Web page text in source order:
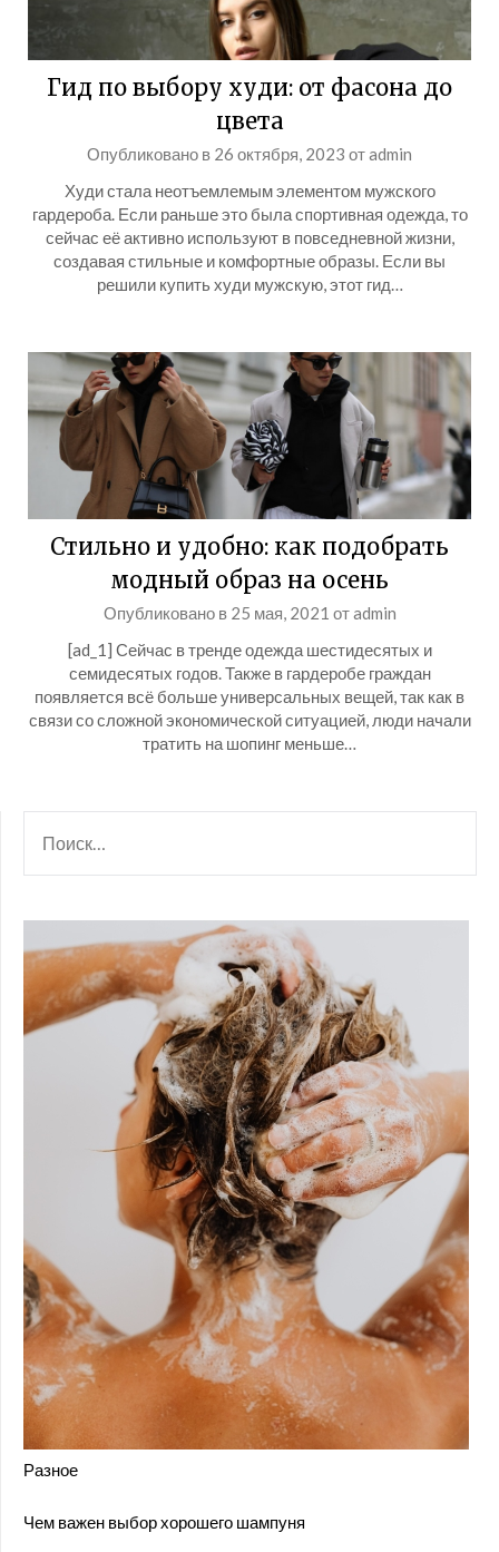
Гид по выбору худи: от фасона до
цвета
Опубликовано в 26 октября, 2023 отadmin
Худи стала неотъемлемым элементом мужского
гардероба. Если раньше это была спортивная одежда, то
сейчас её активно используют в повседневной жизни,
создавая стильные и комфортные образы. Если вы
решили купить худи мужскую, этот гид…
Стильно и удобно: как подобрать
модный образ на осень
Опубликовано в 25 мая, 2021 отadmin
[ad_1] Сейчас в тренде одежда шестидесятых и
семидесятых годов. Также в гардеробе граждан
появляется всё больше универсальных вещей, так как в
связи со сложной экономической ситуацией, люди начали
тратить на шопинг меньше…
Разное
Чем важен выбор хорошего шампуня